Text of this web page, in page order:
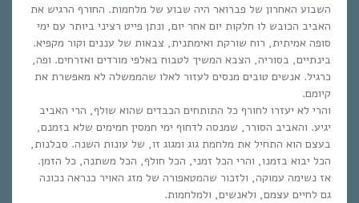
השבוע האחרון של פברואר היה שבוע של מלחמות. החורף הרגיש את
האביב הכובש לו חלקות יום אחר יום, ונתן פייט רציני ביותר עם ימי
סופה אמיתית, רוח שורקת ואימתנית, צבאות של עננים וקור מקפיא.
בינתיים, בסוריה, הצבא המשיך לטבוח באלפי מורדים ואזרחים. ופה,
כרגיל. אנשים טובים מנסים לעזור לאלו שהממשלה לא מאפשרת את
קיומם.
והרי לא יעזרו לחורף כל התותחים הכבדים שהוא שולף, הרי האביב
יגיע. והאביב הסורר, שמנסה לדחוף ימי חמסין חמימים שלא בזמנם,
בעצם הוא התחיל את מלחמת גוג ומגוג זו, של עונות השנה. סבלנות,
הכל יבוא בזמנו, והרי הכל זמני, הכל חולף, הכל משתנה, כל הזמן.
אז נשימה עמוקה, ולזכור שהמטאפורה של מזג האויר כנראה נכונה
גם לחיים עצמם, ולאנשים, ולמלחמות.